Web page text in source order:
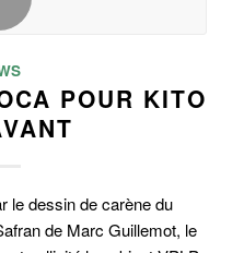
POUR KITO
le dessin de carène du
de Marc Guillemot, le